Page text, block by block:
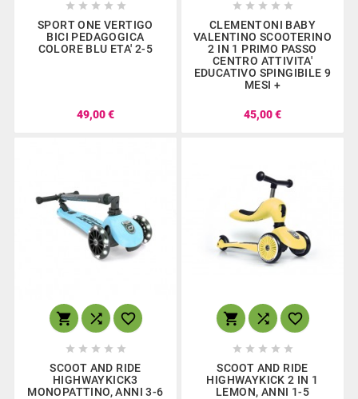
    
SPORT ONE VERTIGO
BICI PEDAGOGICA
COLORE BLU ETA' 2-5
49,00 €
    
CLEMENTONI BABY
VALENTINO SCOOTERINO
2 IN 1 PRIMO PASSO
CENTRO ATTIVITA'
EDUCATIVO SPINGIBILE 9
MESI +
45,00 €
  
    
SCOOT AND RIDE
HIGHWAYKICK3
MONOPATTINO, ANNI 3-6
  
    
SCOOT AND RIDE
HIGHWAYKICK 2 IN 1
LEMON, ANNI 1-5